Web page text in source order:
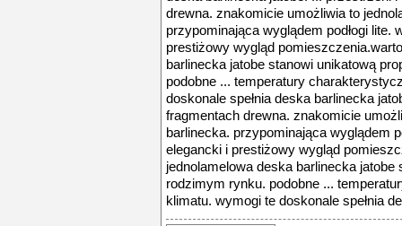
drewna. znakomicie umożliwia to
przypominająca wyglądem podłogi lite.
prestiżowy wygląd
barlinecka jatobe stanowi unikatową
podobne ... temperatury
doskonale spełnia deska barlinecka
fragmentach drewna. znakomicie
barlinecka. przypominająca wyglądem
elegancki i prestiżowy wygląd
jednolamelowa deska barlinecka
rodzimym rynku. podobne ...
klimatu. wymogi te doskonale spełnia